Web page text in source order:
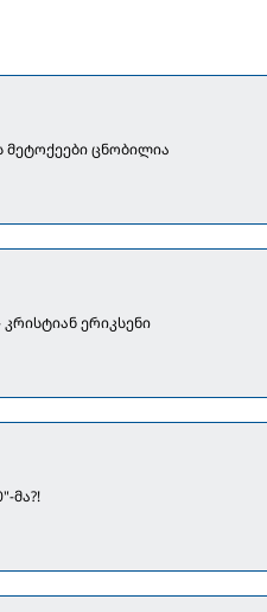
მეტოქეები ცნობილია
ერიკსენი
მა?!